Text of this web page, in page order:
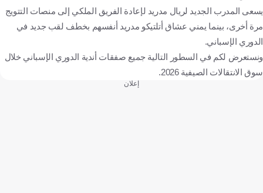
يسعى المدرب الجديد لريال مدريد لإعادة الفريق الملكي إلى منصات التتويج
مرة أخرى، بينما يمني عشاق أتلتيكو مدريد أنفسهم بخطف لقب جديد في
الدوري الإسباني.
ونستعرض لكم في السطور التالية جميع صفقات أندية الدوري الإسباني خلال
سوق الانتقالات الصيفية 2026.
إعلان